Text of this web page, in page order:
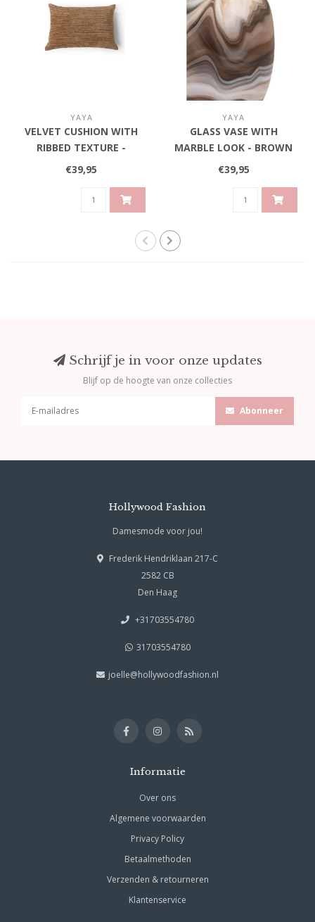
YAYA
VELVET CUSHION WITH
RIBBED TEXTURE -
BROWN
€39,95
YAYA
GLASS VASE WITH
MARBLE LOOK - BROWN
€39,95
Schrijf je in voor onze updates
Blijf op de hoogte van onze collecties
Abonneer
Hollywood Fashion
Damesmode voor jou!
Frederik Hendriklaan 217-C
2582 CB
Den Haag
+31703554780
31703554780
joelle@hollywoodfashion.nl
Informatie
Over ons
Algemene voorwaarden
Privacy Policy
Betaalmethoden
Verzenden & retourneren
Klantenservice